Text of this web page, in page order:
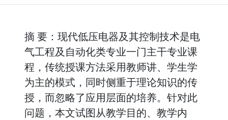
摘 要：现代低压电器及其控制技术是电
气工程及自动化类专业一门主干专业课
程，传统授课方法采用教师讲、学生学
为主的模式，同时侧重于理论知识的传
授，而忽略了应用层面的培养。针对此
问题，本文试图从教学目的、教学内